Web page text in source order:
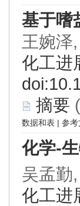
基于嗜
王婉泽
化工进
doi:
摘要 (
数据和表 | 参考
化学-
吴孟勤
化工进